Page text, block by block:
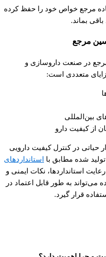
مرجع خواص خود را حفظ کرده
بماند.
مرجع
در صنعت داروسازی و
متعددی است:
بین‌المللی
از کیفیت دارو
حیاتی در کنترل کیفیت دارویی
شده مطابق با استانداردهای
استانداردها، نکات ایمنی و
می‌تواند به طور قابل اعتماد در
قرار گیرد.